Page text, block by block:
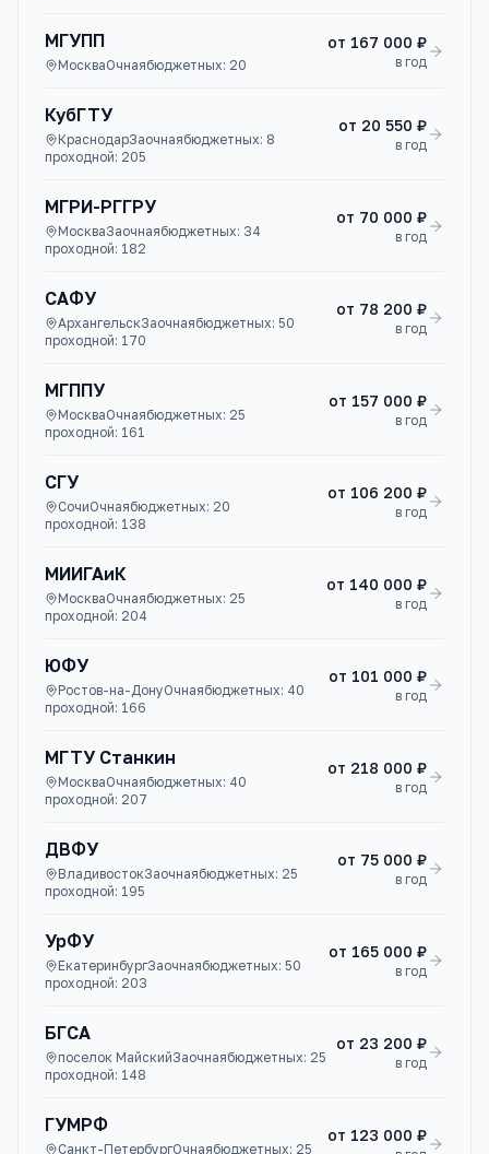
МГУПП
МоскваОчнаябюджетных: 20
от 167 000 ₽
в год
КубГТУ
КраснодарЗаочнаябюджетных: 8
проходной: 205
от 20 550 ₽
в год
МГРИ-РГГРУ
МоскваЗаочнаябюджетных: 34
проходной: 182
от 70 000 ₽
в год
САФУ
АрхангельскЗаочнаябюджетных: 50
проходной: 170
от 78 200 ₽
в год
МГППУ
МоскваОчнаябюджетных: 25
проходной: 161
от 157 000 ₽
в год
СГУ
СочиОчнаябюджетных: 20
проходной: 138
от 106 200 ₽
в год
МИИГАиК
МоскваОчнаябюджетных: 25
проходной: 204
от 140 000 ₽
в год
ЮФУ
Ростов-на-ДонуОчнаябюджетных: 40
проходной: 166
от 101 000 ₽
в год
МГТУ Станкин
МоскваОчнаябюджетных: 40
проходной: 207
от 218 000 ₽
в год
ДВФУ
ВладивостокЗаочнаябюджетных: 25
проходной: 195
от 75 000 ₽
в год
УрФУ
ЕкатеринбургЗаочнаябюджетных: 50
проходной: 203
от 165 000 ₽
в год
БГСА
поселок МайскийЗаочнаябюджетных: 25
проходной: 148
от 23 200 ₽
в год
ГУМРФ
Санкт-ПетербургОчнаябюджетных: 25
от 123 000 ₽